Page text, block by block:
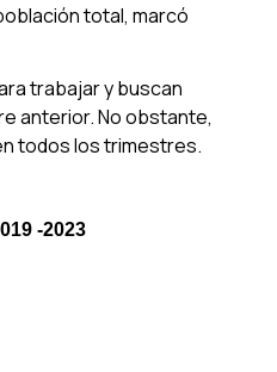
total, marcó
trabajar y buscan
anterior. No obstante,
todos los trimestres.
-2023